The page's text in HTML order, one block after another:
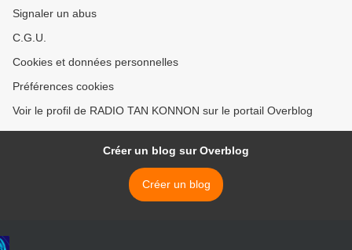
Signaler un abus
C.G.U.
Cookies et données personnelles
Préférences cookies
Voir le profil de RADIO TAN KONNON sur le portail Overblog
Créer un blog sur Overblog
Créer un blog